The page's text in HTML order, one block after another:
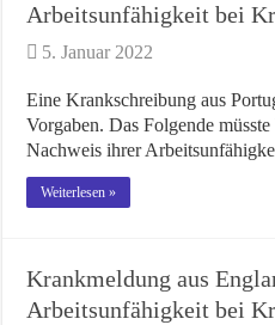
Arbeitsunfähigkeit bei
5. Januar 2022
Eine Krankschreibung aus
Vorgaben. Das Folgende
Nachweis ihrer
Weiterlesen »
Krankmeldung aus
Arbeitsunfähigkeit bei